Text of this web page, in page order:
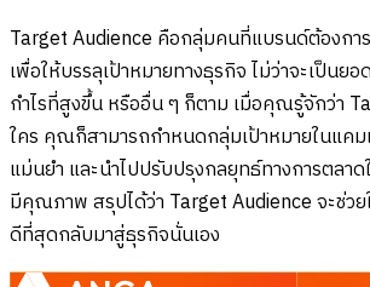
Target Audience คือกลุ่มคนที่แบรนด์ต้องกา
เพื่อให้บรรลุเป้าหมายทางธุรกิจ ไม่ว่าจะเป็นย
กำไรที่สูงขึ้น หรืออื่น ๆ ก็ตาม เมื่อคุณรู้จักว่า
ใคร คุณก็สามารถกำหนดกลุ่มเป้าหมายในแค
แม่นยำ และนำไปปรับปรุงกลยุทธ์ทางการตลาด
มีคุณภาพ สรุปได้ว่า Target Audience จะช่
ดีที่สุดกลับมาสู่ธุรกิจนั่นเอง